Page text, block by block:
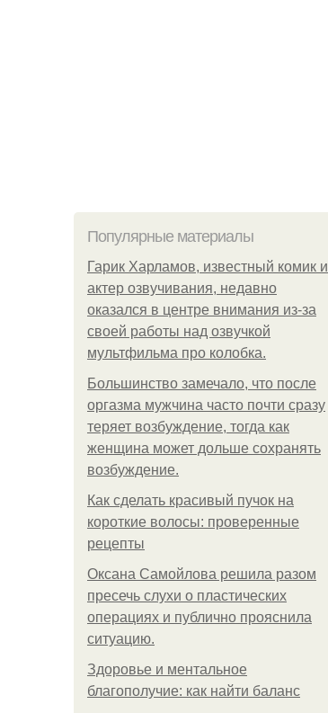
Популярные материалы
Гарик Харламов, известный комик и
актер озвучивания, недавно
оказался в центре внимания из-за
своей работы над озвучкой
мультфильма про колобка.
Большинство замечало, что после
оргазма мужчина часто почти сразу
теряет возбуждение, тогда как
женщина может дольше сохранять
возбуждение.
Как сделать красивый пучок на
короткие волосы: проверенные
рецепты
Оксана Самойлова решила разом
пресечь слухи о пластических
операциях и публично прояснила
ситуацию.
Здоровье и ментальное
благополучие: как найти баланс